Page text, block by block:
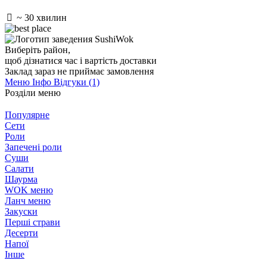
~ 30 хвилин
Виберіть район,
щоб дізнатися час і вартість доставки
Заклад зараз не приймає замовлення
Меню Інфо Відгуки (1)
Розділи меню
Популярне
Сети
Роли
Запечені роли
Суши
Салати
Шаурма
WOK меню
Ланч меню
Закуски
Перші страви
Десерти
Напої
Iнше